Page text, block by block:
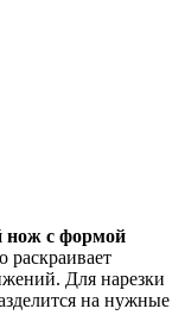
нож с формой
раскраивает
Для нарезки
на нужные